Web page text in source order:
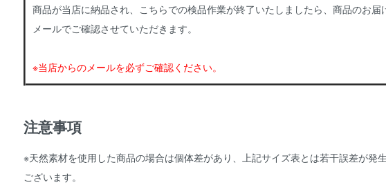
商品が当店に納品され、こちらでの検品作業が終了いたしましたら、商品のお届
メールでご確認させていただきます。
※当店からのメールを必ずご確認ください。
注意事項
※天然素材を使用した商品の場合は個体差があり、上記サイズ表とは若干誤差が発
ございます。